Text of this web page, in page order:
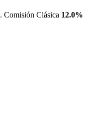
. Comisión Clásica 12.0%